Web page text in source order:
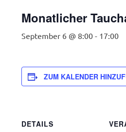
Monatlicher
September 6 @ 8:00 - 17:00
ZUM KALENDER
DETAILS